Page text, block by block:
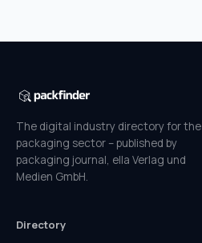
The digital industry directory for the
packaging sector – published by
packaging journal, ella Verlag und
Medien GmbH.
Directory